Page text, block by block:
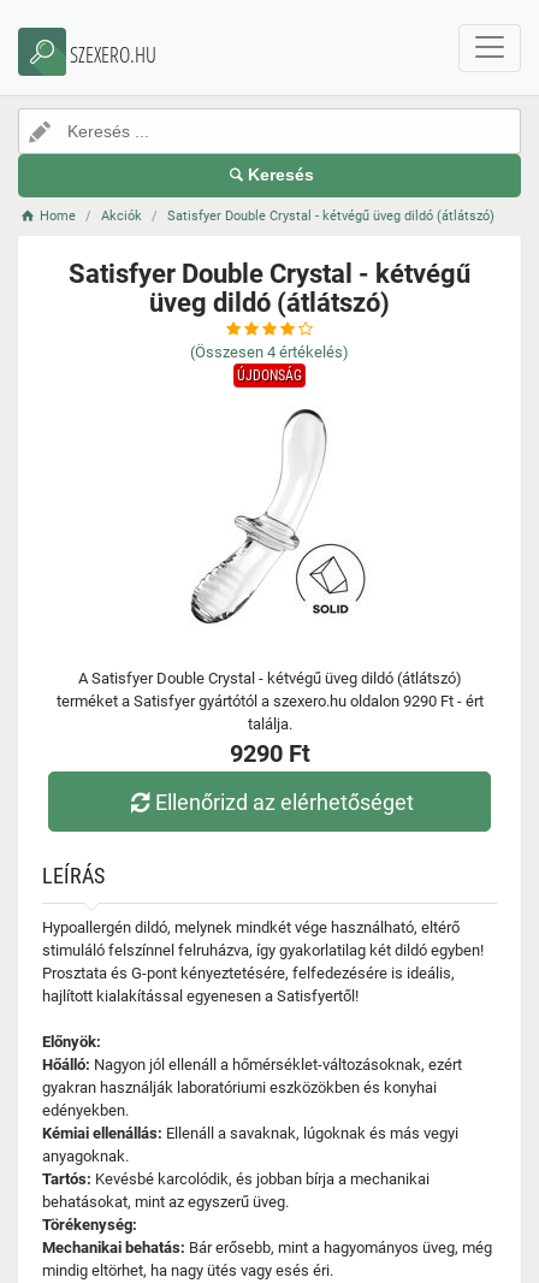
SZEXERO.HU
Keresés
Home Akciók Satisfyer Double Crystal - kétvégű üveg dildó (átlátszó)
Satisfyer Double Crystal - kétvégű
üveg dildó (átlátszó)
(Összesen 4 értékelés)
ÚJDONSÁG
A Satisfyer Double Crystal - kétvégű üveg dildó (átlátszó)
terméket a Satisfyer gyártótól a szexero.hu oldalon 9290 Ft - ért
találja.
9290 Ft
Ellenőrizd az elérhetőséget
LEÍRÁS
Hypoallergén dildó, melynek mindkét vége használható, eltérő
stimuláló felszínnel felruházva, így gyakorlatilag két dildó egyben!
Prosztata és G-pont kényeztetésére, felfedezésére is ideális,
hajlított kialakítással egyenesen a Satisfyertől!
Előnyök:
Hőálló: Nagyon jól ellenáll a hőmérséklet-változásoknak, ezért
gyakran használják laboratóriumi eszközökben és konyhai
edényekben.
Kémiai ellenállás: Ellenáll a savaknak, lúgoknak és más vegyi
anyagoknak.
Tartós: Kevésbé karcolódik, és jobban bírja a mechanikai
behatásokat, mint az egyszerű üveg.
Törékenység:
Mechanikai behatás: Bár erősebb, mint a hagyományos üveg, még
mindig eltörhet, ha nagy ütés vagy esés éri.